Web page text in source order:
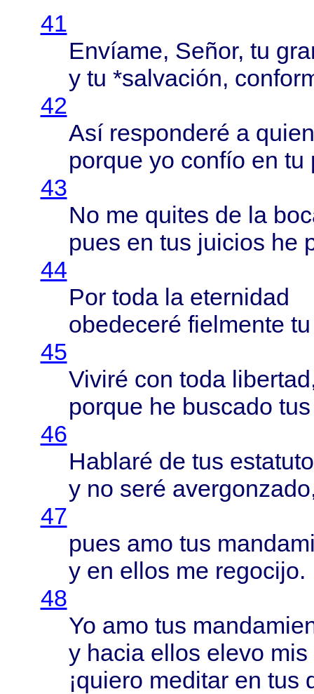
41
Envíame, Señor, tu
y tu *salvación,
42
Así responderé a quien
porque yo confío en tu
43
No me quites de la
pues en tus juicios he
44
Por todala eternidad
obedeceré fielmente
45
Viviré con toda libertad
porque he buscado
46
Hablaré de tus
y no seré avergonzado
47
pues amo tus
y en ellos me regocijo.
48
Yo amo tus
y hacia ellos elevo mis
¡quiero meditaren tus